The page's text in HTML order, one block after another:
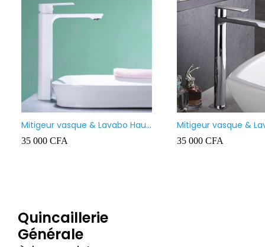
Pex Siobati 14×18 100
lourd – High Quality
CFA
REGARD 40X40
CFA
Quincaillerie
Générale